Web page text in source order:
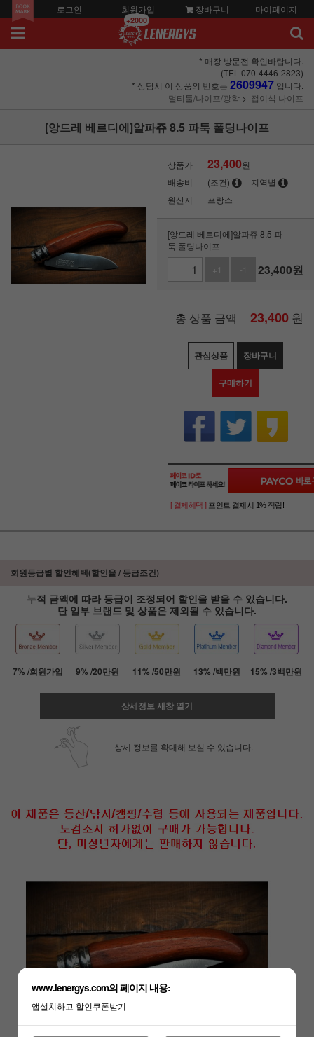
로그인 회원가입
+2000
장바구니 마이페이지
* 매장 방문전 확인바랍니다.
(TEL 070-4446-2823)
* 상담시 이 상품의 번호는 2609947 입니다.
멀티툴/나이프/광학
접이식 나이프
[앙드레 베르디에]알파쥬 8.5 파둑 폴딩나이프
상품가 23,400원
배송비
(조건)
지역별
원산지
프랑스
[앙드레 베르디에]알파쥬 8.5 파
둑 폴딩나이프
+1
-1 23,400원
총 상품 금액 23,400 원
관심상품 장바구니
구매하기
페이코 ID로 페
[ 결제혜택 ] 포인트 결제시 1% 적립!
회원등급별 할인혜택(할인율 / 등급조건)
누적 금액에 따라 등급이 조정되어 할인을 받을 수 있습니다.
단 일부 브랜드 및 상품은 제외될 수 있습니다.
7% /회원가입 9% /20만원 11% /50만원 13% /백만원 15% /3백만원
상세정보 새창 열기
상세 정보를 확대해 보실 수 있습니다.
www.lenergys.com의 페이지 내용:
앱설치하고 할인쿠폰받기